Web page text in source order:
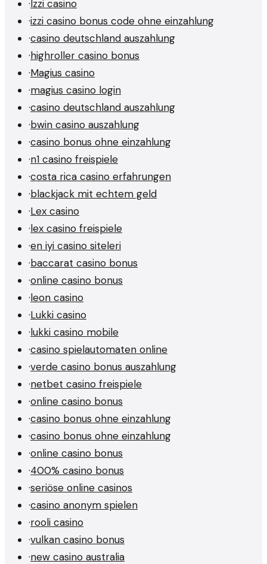
· Izzi casino
·izzi casino bonus code ohne einzahlung
·casino deutschland auszahlung
·highroller casino bonus
·Magius casino
·magius casino login
·casino deutschland auszahlung
·bwin casino auszahlung
·casino bonus ohne einzahlung
·n1 casino freispiele
·costa rica casino erfahrungen
·blackjack mit echtem geld
·Lex casino
·lex casino freispiele
·en iyi casino siteleri
·baccarat casino bonus
·online casino bonus
·leon casino
·Lukki casino
·lukki casino mobile
·casino spielautomaten online
·verde casino bonus auszahlung
·netbet casino freispiele
·online casino bonus
·casino bonus ohne einzahlung
·casino bonus ohne einzahlung
·online casino bonus
·400% casino bonus
·seriöse online casinos
·casino anonym spielen
·rooli casino
·vulkan casino bonus
·new casino australia